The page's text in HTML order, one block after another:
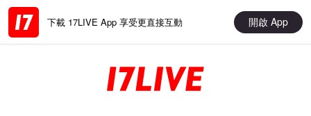
下載 17LIVE App 享受更直接互動 開啟 App